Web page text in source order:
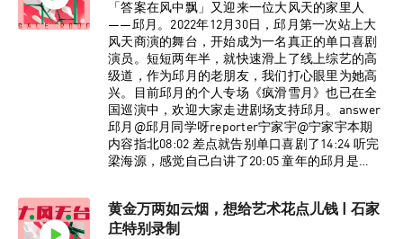
Eminem《Space Oddity》David Bowie监制：宁
家宇 大孟妮制作：陈誉灵如想进入大风天台播客
听友群，请添加vx：dafengtiantai，回复“大风天
台”，即可入群。了解更多大风天台节目台前幕
后、现场花絮，请关注小红书官方账号@大风天
台！
「答案在风中飘」又迎来一位大风天的家里人
——邱月。2022年12月30日，邱月第一次站上大
风天商演的舞台，开始成为一名真正的单口喜剧
演员。短短两年半，就快速滑上了线上综艺的高
级道，作为邱月的老朋友，我们打心眼里为她高
兴。目前邱月的个人专场《疯滑雪月》也已在全
国巡演中，欢迎大家走进剧场支持邱月。answer
邱月@邱月同学呀reporter宁家宇@宁家宇本期
内容指北08:02 差点就告别单口喜剧了14:24 听完
梁海源，感觉自己白讲了20:05 童年的邱月是
光”BGM《不属于地球上的》江楠江楠_监制：宁
家宇 大孟妮制作：陈誉灵如想进入大风天台播客
黄金万两如云烟，想给艺术花点儿钱 | 石家
庄特别录制